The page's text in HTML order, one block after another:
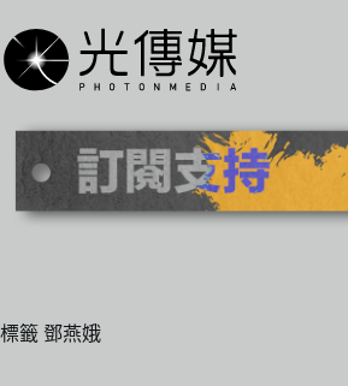
至
主
內
標籤 鄧燕娥